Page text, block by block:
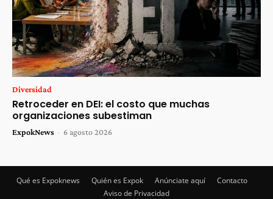
Diversidad
Retroceder en DEI: el costo que muchas
organizaciones subestiman
ExpokNews - 6 agosto 2026
Qué es Expoknews Quién es Expok Anúnciate aquí
Contacto
Aviso de Privacidad